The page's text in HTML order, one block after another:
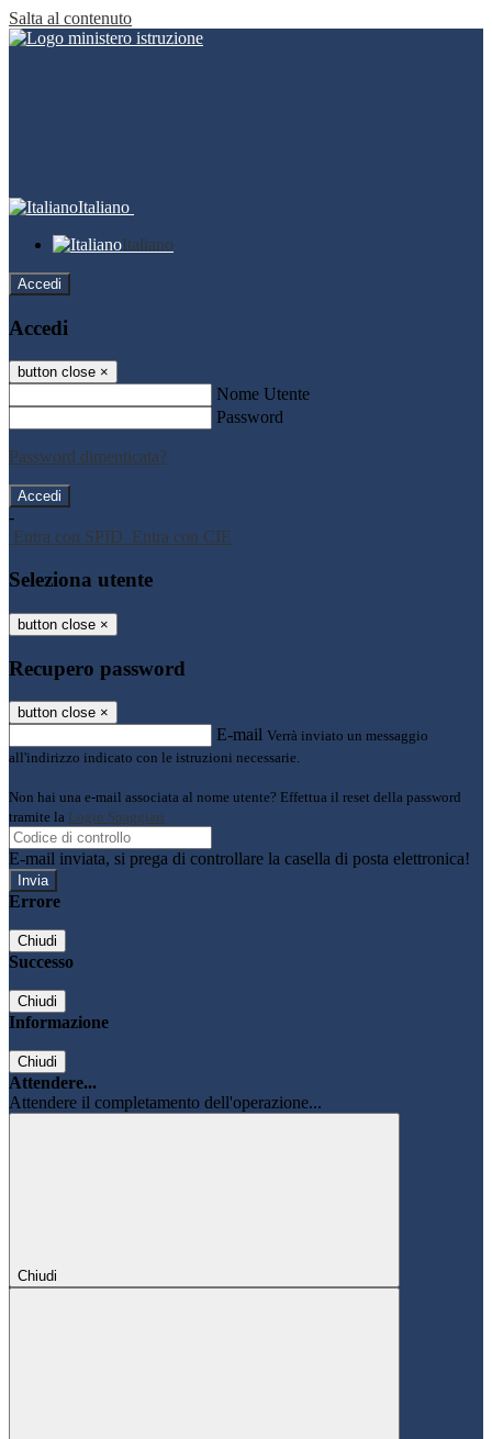
Salta al contenuto
Italiano
Italiano
Accedi
Accedi
button close ×
Nome Utente
Password
Password dimenticata?
-
Entra con SPID Entra con CIE
Seleziona utente
button close ×
Recupero password
button close ×
E-mail Verrà inviato un messaggio
all'indirizzo indicato con le istruzioni necessarie.
Non hai una e-mail associata al nome utente? Effettua il reset della password
tramite la Login Spaggiari
E-mail inviata, si prega di controllare la casella di posta elettronica!
Errore
Chiudi
Successo
Chiudi
Informazione
Chiudi
Attendere...
Attendere il completamento dell'operazione...
Chiudi